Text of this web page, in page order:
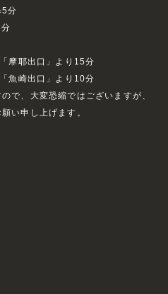
5分
耶出口」より15分
崎出口」より10分
で、大変恐縮ではございますが、
い申し上げます。